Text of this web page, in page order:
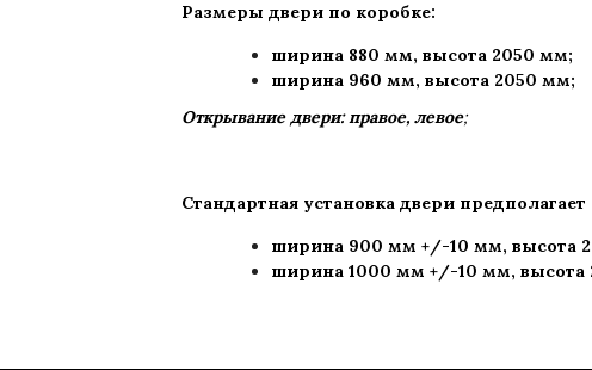
Размеры двери по коробке:
ширина 880 мм, высота 2050 мм;
ширина 960 мм, высота 2050 мм;
Открывание двери: правое, левое;
Стандартная установка двери
ширина 900 мм +/-10 мм, высота
ширина 1000 мм +/-10 мм,